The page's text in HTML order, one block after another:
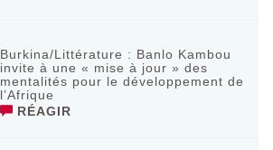
Burkina/Littérature : Banlo Kambou
invite à une « mise à jour » des
mentalités pour le développement de
l’Afrique
RÉAGIR